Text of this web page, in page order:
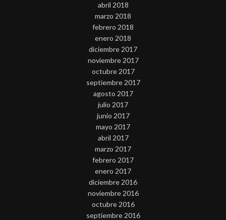
abril 2018
marzo 2018
febrero 2018
enero 2018
diciembre 2017
noviembre 2017
octubre 2017
septiembre 2017
agosto 2017
julio 2017
junio 2017
mayo 2017
abril 2017
marzo 2017
febrero 2017
enero 2017
diciembre 2016
noviembre 2016
octubre 2016
septiembre 2016